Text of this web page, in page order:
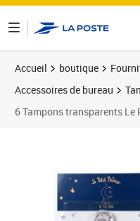
Accueil boutique
Accessoires de bureau
6 Tampons transparents